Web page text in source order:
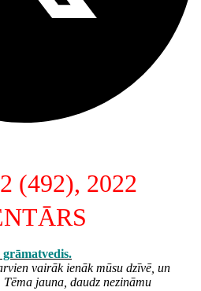
vairāk ienāk mūsu dzīvē, un
jauna, daudz nezināmu